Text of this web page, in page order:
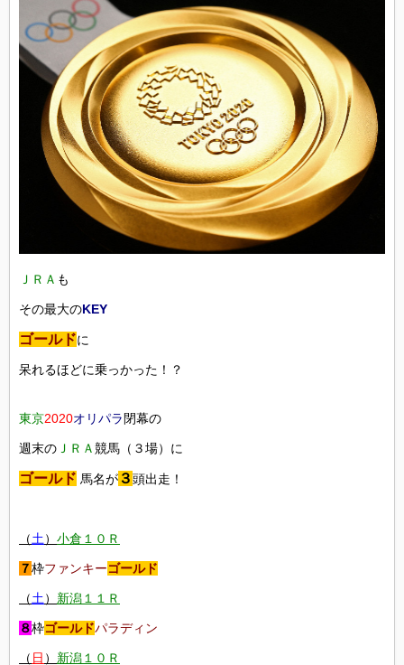
ＪＲＡ も
その最大のKEY
ゴールドに
呆れるほどに乗っかった！？
東京2020オリパラ閉幕の
週末の ＪＲＡ競馬（３場）に
ゴールド 馬名が ３頭出走！
（土） 小倉１０Ｒ
７枠ファンキーゴールド
（土） 新潟１１Ｒ
８枠ゴールドパラディン
（ 日 ） 新潟１０Ｒ